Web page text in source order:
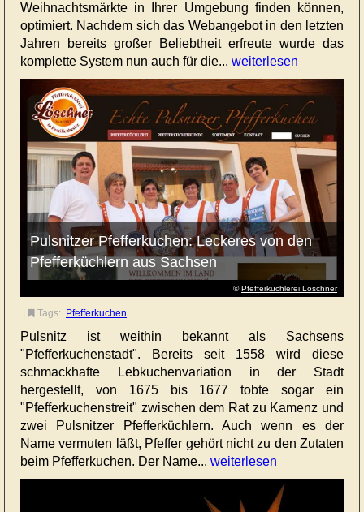
Weihnachtsmärkte in Ihrer Umgebung finden können,
optimiert. Nachdem sich das Webangebot in den letzten
Jahren bereits großer Beliebtheit erfreute wurde das
komplette System nun auch für die... weiterlesen
© Pfefferküchlerei Löschner
Pulsnitzer Pfefferkuchen: Leckeres von den
Pfefferküchlern aus Sachsen
Tags: Pfefferkuchen
Pulsnitz ist weithin bekannt als Sachsens
"Pfefferkuchenstadt". Bereits seit 1558 wird diese
schmackhafte Lebkuchenvariation in der Stadt
hergestellt, von 1675 bis 1677 tobte sogar ein
"Pfefferkuchenstreit" zwischen dem Rat zu Kamenz und
zwei Pulsnitzer Pfefferküchlern. Auch wenn es der
Name vermuten läßt, Pfeffer gehört nicht zu den Zutaten
beim Pfefferkuchen. Der Name... weiterlesen